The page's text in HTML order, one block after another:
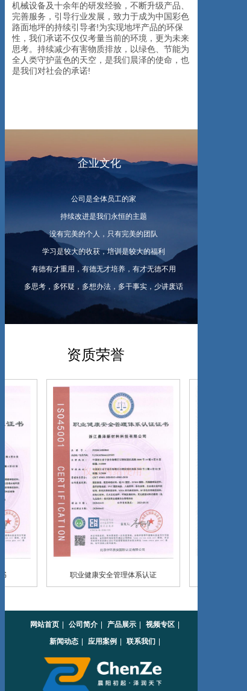
机械设备及十余年的研发经验，不断升级产品、
完善服务，引导行业发展，致力于成为中国彩色
路面地坪的持续引导者!为实现地坪产品的环保
性，我们承诺不仅仅考量当前的环境，更为未来
思考。持续减少有害物质排放，以绿色、节能为
全人类守护蓝色的天空，是我们晨泽的使命，也
是我们对社会的承诺!
企业文化
公司是全体员工的家
持续改进是我们永恒的主题
没有完美的个人，只有完美的团队
学习是较大的收获，培训是较大的福利
有德有才重用，有德无才培养，有才无德不用
多思考，多怀疑，多想办法，多干事实，少讲废话
职业健康安全管理体系认证
资质荣誉
网站首页 公司简介 产品展示 视频专区
新闻动态
应用案例 联系我们